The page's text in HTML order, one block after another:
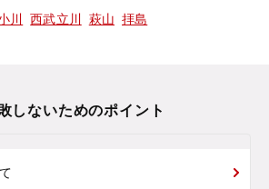
川 西武立川 萩山 拝島
しないためのポイント